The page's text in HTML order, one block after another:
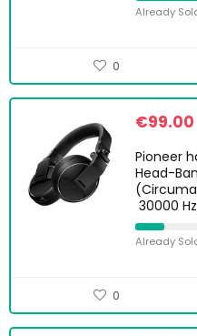
Already
0
€99.00
Pioneer
Head-
30000
Already
0